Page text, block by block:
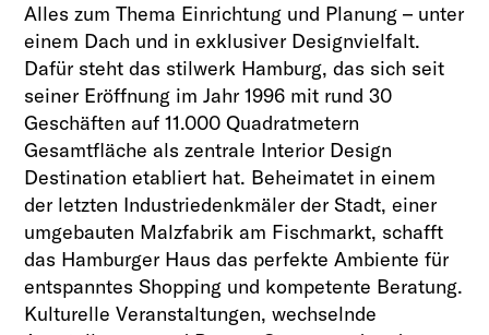
Alles zum Thema Einrichtung und Planung – unter
einem Dach und in exklusiver Designvielfalt.
Dafür steht das stilwerk Hamburg, das sich seit
seiner Eröffnung im Jahr 1996 mit rund 30
Geschäften auf 11.000 Quadratmetern
Gesamtfläche als zentrale Interior Design
Destination etabliert hat. Beheimatet in einem
der letzten Industriedenkmäler der Stadt, einer
umgebauten Malzfabrik am Fischmarkt, schafft
das Hamburger Haus das perfekte Ambiente für
entspanntes Shopping und kompetente Beratung.
Kulturelle Veranstaltungen, wechselnde